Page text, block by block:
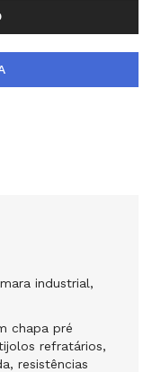
industrial,
chapa pré
refratários,
resistências